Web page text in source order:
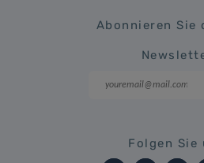
Abonnieren Sie
Folgen Sie